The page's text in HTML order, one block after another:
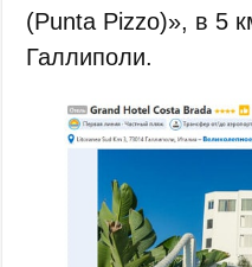
(Punta Pizzo)», в 5
Галлиполи.